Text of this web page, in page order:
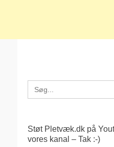
Search
for:
Støt Pletvæk.dk på
vores kanal – Tak :-)